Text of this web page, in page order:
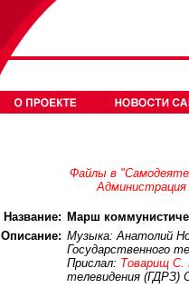
Файлы в
Название: Марш
Описание: Музыка: Анатолий
Государственного
Прислал: Товарищ С.
телевидения (ГДРЗ)